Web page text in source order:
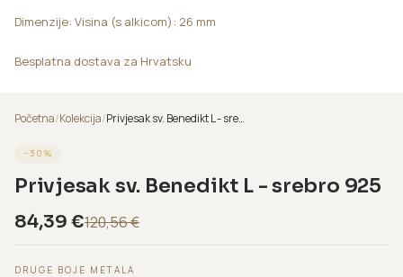
Dimenzije: Visina (s alkicom): 26 mm
Besplatna dostava za Hrvatsku
Početna/Kolekcija/ Privjesak sv. Benedikt L - srebro 925
−30 %
Privjesak sv. Benedikt L - srebro 925
84,39 €120,56€
DRUGE BOJE METALA